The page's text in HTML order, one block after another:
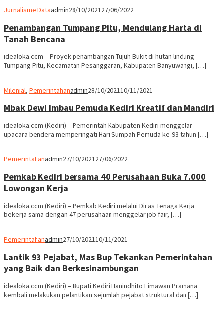
Jurnalisme Dataadmin28/10/202127/06/2022
Penambangan Tumpang Pitu, Mendulang Harta di
Tanah Bencana
idealoka.com – Proyek penambangan Tujuh Bukit di hutan lindung
Tumpang Pitu, Kecamatan Pesanggaran, Kabupaten Banyuwangi, […]
Milenial, Pemerintahanadmin28/10/202110/11/2021
Mbak Dewi Imbau Pemuda Kediri Kreatif dan Mandiri
idealoka.com (Kediri) – Pemerintah Kabupaten Kediri menggelar
upacara bendera memperingati Hari Sumpah Pemuda ke-93 tahun […]
Pemerintahanadmin27/10/202127/06/2022
Pemkab Kediri bersama 40 Perusahaan Buka 7.000
Lowongan Kerja
idealoka.com (Kediri) – Pemkab Kediri melalui Dinas Tenaga Kerja
bekerja sama dengan 47 perusahaan menggelar job fair, […]
Pemerintahanadmin27/10/202110/11/2021
Lantik 93 Pejabat, Mas Bup Tekankan Pemerintahan
yang Baik dan Berkesinambungan
idealoka.com (Kediri) – Bupati Kediri Hanindhito Himawan Pramana
kembali melakukan pelantikan sejumlah pejabat struktural dan […]